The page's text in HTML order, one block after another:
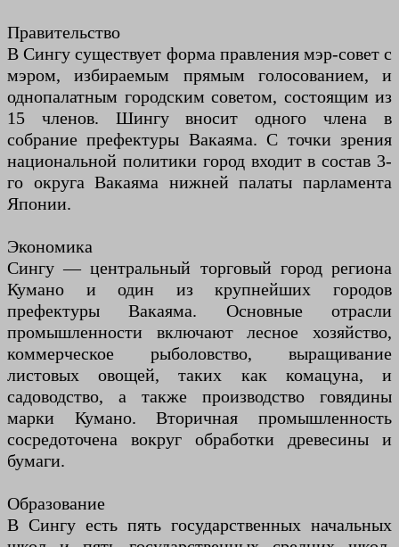
Правительство
В Сингу существует форма правления мэр-совет с
мэром, избираемым прямым голосованием, и
однопалатным городским советом, состоящим из
15 членов. Шингу вносит одного члена в
собрание префектуры Вакаяма. С точки зрения
национальной политики город входит в состав 3-
го округа Вакаяма нижней палаты парламента
Японии.
Экономика
Сингу — центральный торговый город региона
Кумано и один из крупнейших городов
префектуры Вакаяма. Основные отрасли
промышленности включают лесное хозяйство,
коммерческое рыболовство, выращивание
листовых овощей, таких как комацуна, и
садоводство, а также производство говядины
марки Кумано. Вторичная промышленность
сосредоточена вокруг обработки древесины и
бумаги.
Образование
В Сингу есть пять государственных начальных